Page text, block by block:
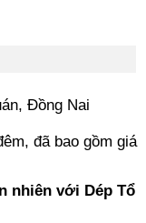
Đồng Nai
đã bao gồm giá
nhiên với Dép Tổ